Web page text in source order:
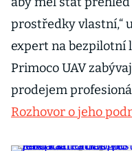
prostředky vlastní,“
expert na bezpilotní
Primoco UAV
prodejem
Rozhovor o jeho